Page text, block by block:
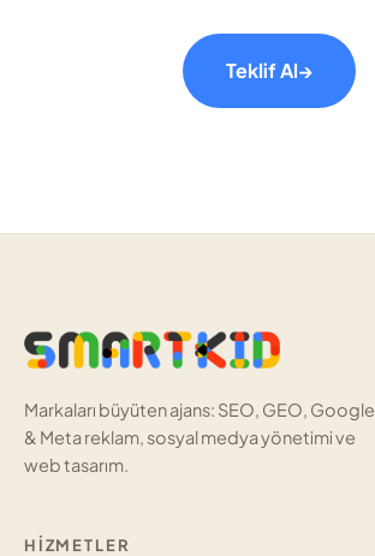
Teklif Al→
Markaları büyüten ajans: SEO, GEO, Google
& Meta reklam, sosyal medya yönetimi ve
web tasarım.
HIZMETLER